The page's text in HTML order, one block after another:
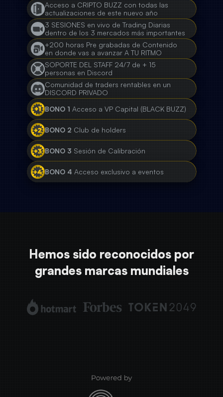
Acceso a CRIPTO BUZZ con todas las
actualizaciones de este nuevo año
3 SESIONES en vivo de Trading Diarias
dentro de los 3 mercados más importantes
+200 horas Pre grabadas de Contenido
en donde vas a avanzar A TU RITMO
SOPORTE DEL STAFF 24/7 de + 15
personas en Discord
Comunidad de traders rentables en un
DISCORD PRIVADO
BONO 1 Acceso a VP Capital (BLACK BUZZ)
BONO 2 Club de holders
BONO 3 Sesión de Calibración
BONO 4 Acceso exclusivo a eventos
Hemos sido reconocidos por
grandes marcas mundiales